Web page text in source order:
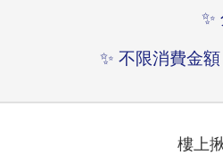
✨
✨ 不限消費金
樓上